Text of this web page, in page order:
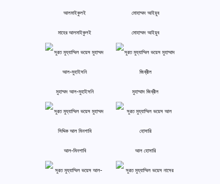
মাহের আলমাইকুলই মোহাম্মদ আইয়ুব
মুহাম্মদ আল-মুহাইসনি মুহাম্মাদ জিব্রীল
আল-মিনশাবি আল হোসারি